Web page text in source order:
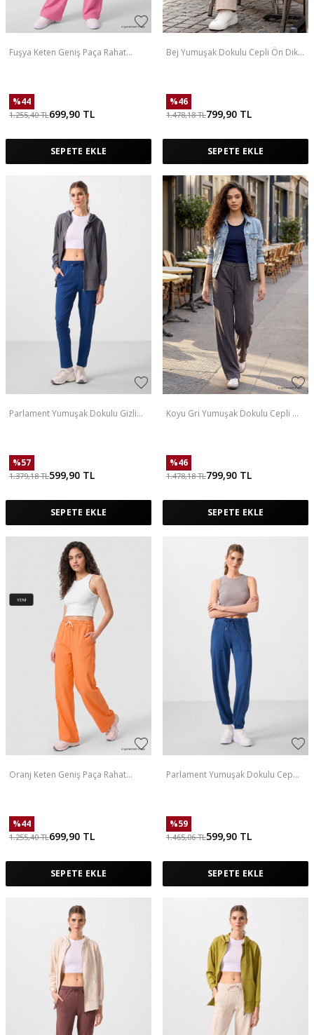
Fuşya Keten Geniş Paça Rahat
%44
1.255,40TL699,90 TL
SEPETE EKLE
Bej Yumuşak Dokulu Cepli Ön Dikiş
%46
1.478,18TL799,90 TL
SEPETE EKLE
Parlament Yumuşak Dokulu Gizli
%57
1.379,18TL599,90 TL
SEPETE EKLE
Koyu Gri Yumuşak Dokulu Cepli Ön
%46
1.478,18TL799,90 TL
SEPETE EKLE
Oranj Keten Geniş Paça Rahat
%44
1.255,40TL699,90 TL
SEPETE EKLE
Parlament Yumuşak Dokulu Cep
%59
1.465,06TL599,90 TL
SEPETE EKLE